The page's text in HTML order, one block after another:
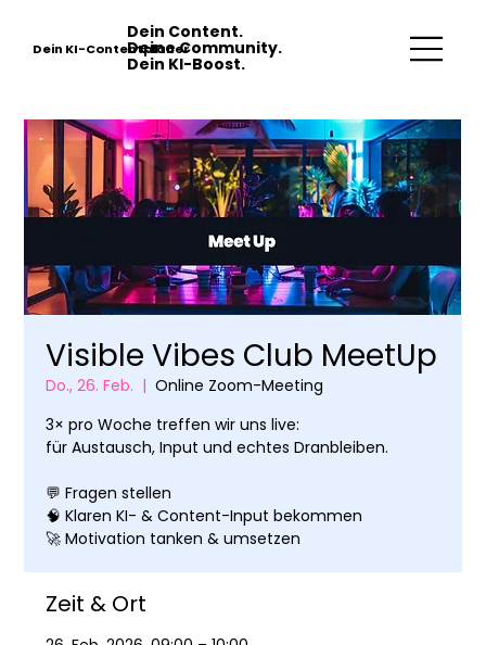
Dein Content.
Deine Community.
Dein KI-Boost.
Dein KI-Contentplaner
Visible Vibes Club MeetUp
Do., 26. Feb.
  |
Online Zoom-Meeting
3× pro Woche treffen wir uns live:
für Austausch, Input und echtes Dranbleiben.
💬 Fragen stellen
🧠 Klaren KI- & Content-Input bekommen
🚀 Motivation tanken & umsetzen
Zeit & Ort